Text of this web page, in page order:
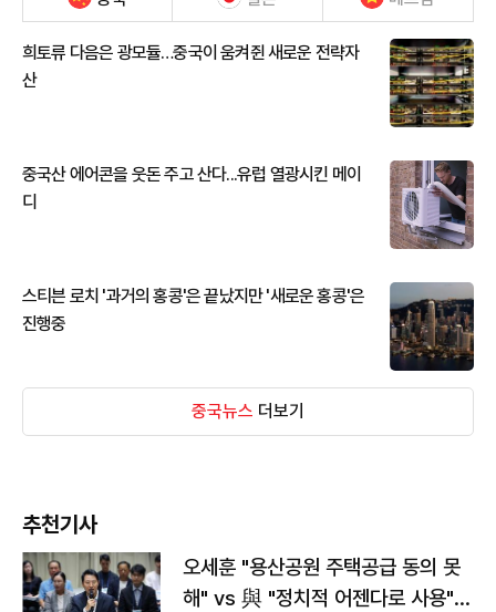
희토류 다음은 광모듈…중국이 움켜쥔 새로운 전략자
산
중국산 에어콘을 웃돈 주고 산다...유럽 열광시킨 메이
디
스티븐 로치 '과거의 홍콩'은 끝났지만 '새로운 홍콩'은
진행중
중국뉴스 더보기
추천기사
오세훈 "용산공원 주택공급 동의 못
해" vs 與 "정치적 어젠다로 사용"